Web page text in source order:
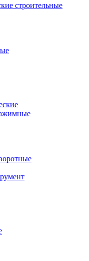
строительные